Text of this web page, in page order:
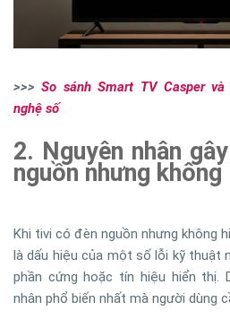
>>>So sánh Smart TV Casper
nghệ số
2. Nguyên nhân
nguồn nhưng không
Khi tivi có đèn nguồn nhưng không
là dấu hiệu của một số lỗi kỹ thuật
phần cứng hoặc tín hiệu hiển thị.
nhân phổ biến nhất mà người dùng